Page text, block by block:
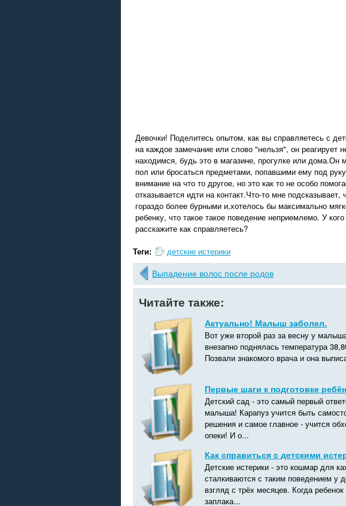
Девочки! Поделитесь опытом, как вы справляетесь с
на каждое замечание или слово "нельзя", он реагирует
находимся, будь это в магазине, прогулке или дома.Он
пол или бросаться предметами, попавшими ему под
внимание на что то другое, но это как то не особо
отказывается идти на контакт.Что-то мне
гораздо более бурными и,хотелось бы максимально
ребенку, что такое такое поведение неприемлемо. У
расскажите как справляетесь?
Теги:
детские истерики
Выпадение волос после родов
Читайте также:
Актуально! Малыш заболел.
Вот уже второй раз за весну у
внезапно поднялась температура
Позвали знакомого врача и она
Первые шаги к подготовке
Детский сад - это самый первый
малыша! Карапуз учится быть
решения и самое главное - учится
опеки! И о...
Как справиться с детскими
Детские истерики - это кошмар для
сталкиваются с таким поведением у
взгляд с трёх месяцев. Когда
заплака...